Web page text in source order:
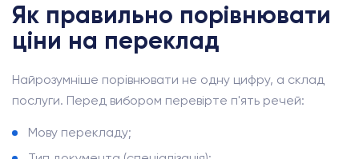
Як правильно порівнювати
ціни на переклад
Найрозумніше порівнювати не одну цифру, а склад
послуги. Перед вибором перевірте п'ять речей:
Мову перекладу;